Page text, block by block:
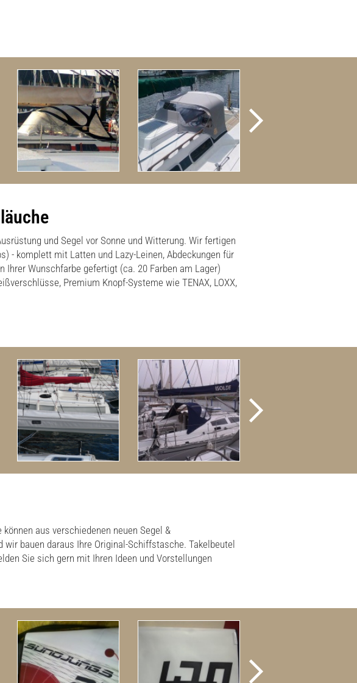
und Segel vor Sonne und Witterung. Wir fertigen
- komplett mit Latten und Lazy-Leinen, Abdeckungen für
Ihrer Wunschfarbe gefertigt (ca. 20 Farben am Lager)
Premium Knopf-Systeme wie TENAX, LOXX,
aus verschiedenen neuen Segel &
bauen daraus Ihre Original-Schiffstasche. Takelbeutel
Sie sich gern mit Ihren Ideen und Vorstellungen